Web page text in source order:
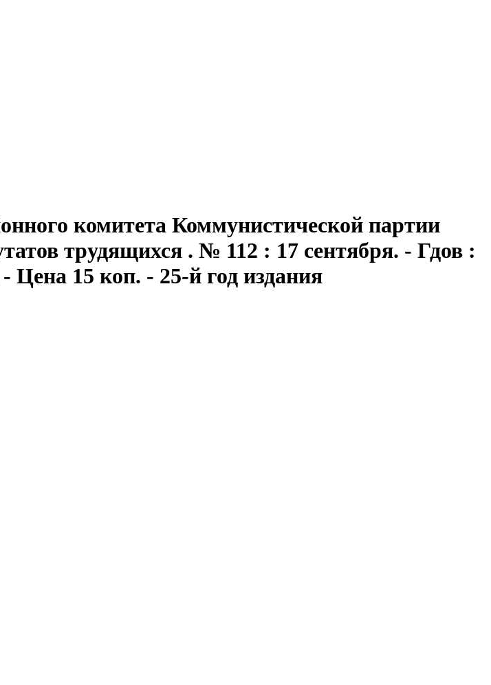
комитета Коммунистической партии
трудящихся . № 112 : 17 сентября. - Гдов :
Цена 15 коп. - 25-й год издания